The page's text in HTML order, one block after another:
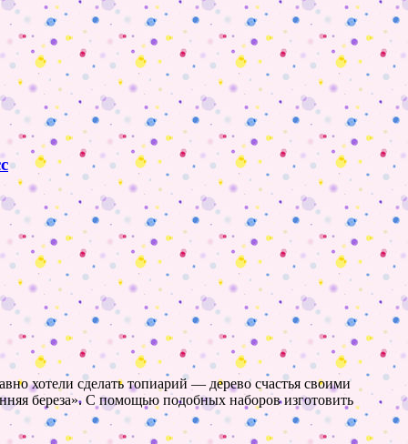
хотели сделать топиарий — дерево счастья своими
береза». С помощью подобных наборов изготовить